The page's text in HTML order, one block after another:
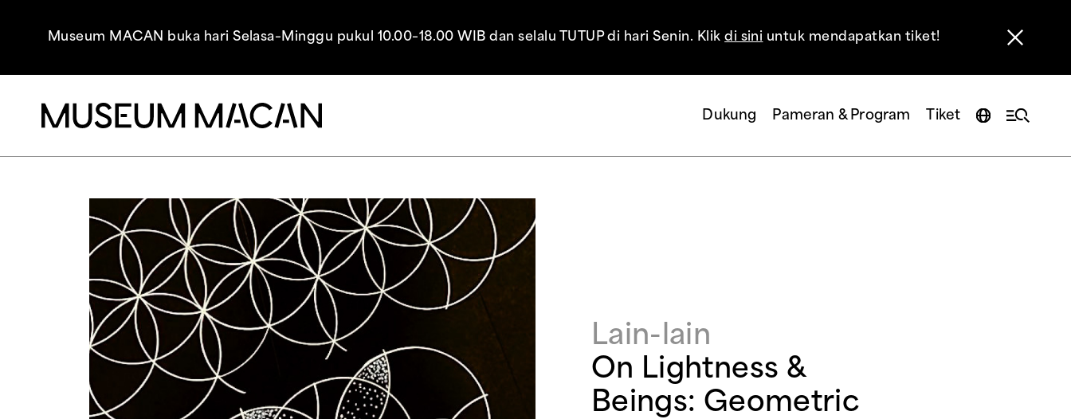
Museum MACAN buka hari Selasa–Minggu pukul 10.00–18.00 WIB dan selalu TUTUP di hari Senin. Klikdi sini untuk mendapatkan tiket!
Dukung Pameran & Program Tiket
Lain-lain
On Lightness &
Beings: Geometric